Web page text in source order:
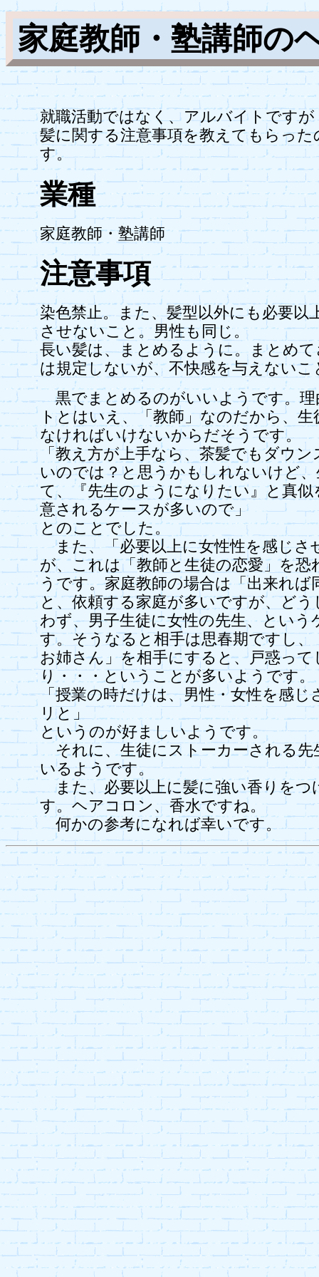
家庭教師・塾講師の
就職活動ではなく、アルバイトですが
髪に関する注意事項を教えてもらった
す。
業種
家庭教師・塾講師
注意事項
染色禁止。また、髪型以外にも必要以
させないこと。男性も同じ。
長い髪は、まとめるように。まとめ
は規定しないが、不快感を与えないこ
黒でまとめるのがいいようです。理
トとはいえ、「教師」なのだから、
なければいけないからだそうです。
「教え方が上手なら、茶髪でもダウ
いのでは？と思うかもしれないけど
て、『先生のようになりたい』と真似
意されるケースが多いので」
とのことでした。
また、「必要以上に女性性を感じさ
が、これは「教師と生徒の恋愛」を
うです。家庭教師の場合は「出来れば
と、依頼する家庭が多いですが、ど
わず、男子生徒に女性の先生、という
す。そうなると相手は思春期ですし、
お姉さん」を相手にすると、戸惑って
り・・・ということが多いようです。
「授業の時だけは、男性・女性を感
リと」
というのが好ましいようです。
それに、生徒にストーカーされる先
いるようです。
また、必要以上に髪に強い香りをつ
す。ヘアコロン、香水ですね。
何かの参考になれば幸いです。